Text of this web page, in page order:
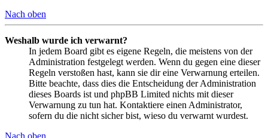
Nach oben
Weshalb wurde ich verwarnt?
In jedem Board gibt es eigene Regeln, die meistens von der
Administration festgelegt werden. Wenn du gegen eine dieser
Regeln verstoßen hast, kann sie dir eine Verwarnung erteilen.
Bitte beachte, dass dies die Entscheidung der Administration
dieses Boards ist und phpBB Limited nichts mit dieser
Verwarnung zu tun hat. Kontaktiere einen Administrator,
sofern du die nicht sicher bist, wieso du verwarnt wurdest.